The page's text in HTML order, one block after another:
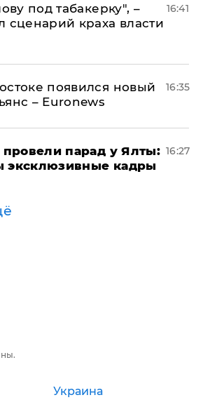
под табакерку", –
сценарий краха власти
16:41
появился новый
– Euronews
16:35
провели парад у Ялты:
эксклюзивные кадры
16:27
Украина